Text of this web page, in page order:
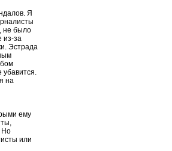
Я
не было
из-за
Эстрада
убавится.
на
ему
Но
или